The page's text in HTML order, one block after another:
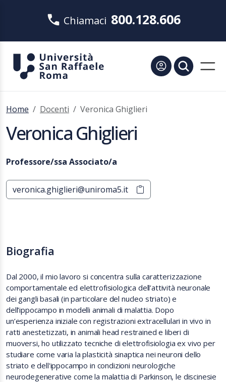
Chiamaci 800.128.606
Home Docenti Veronica Ghiglieri
Veronica Ghiglieri
Professore/ssa Associato/a
veronica.ghiglieri@uniroma5.it
Biografia
Dal 2000, il mio lavoro si concentra sulla caratterizzazione
comportamentale ed elettrofisiologica dell’attività neuronale
dei gangli basali (in particolare del nucleo striato) e
dell’ippocampo in modelli animali di malattia. Dopo
un’esperienza iniziale con registrazioni extracellulari in vivo in
ratti anestetizzati, in animali head restrained e liberi di
muoversi, ho utilizzato tecniche di elettrofisiologia ex vivo per
studiare come varia la plasticità sinaptica nei neuroni dello
striato e dell'ippocampo in condizioni neurologiche
neurodegenerative come la malattia di Parkinson, le discinesie